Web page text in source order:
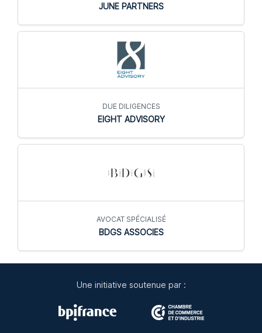
JUNE PARTNERS
DUE DILIGENCES
EIGHT ADVISORY
AVOCAT SPÉCIALISÉ
BDGS ASSOCIES
Une initiative soutenue par :